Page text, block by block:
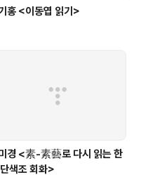
홍 <이동엽 읽기>
경 <素-素藝로 다시 읽는 한
색조 회화>